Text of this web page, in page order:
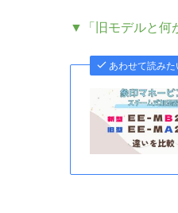
▼「旧モデルと何
あわせて読みた